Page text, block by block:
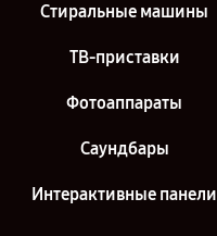
Стиральные машины
ТВ-приставки
Фотоаппараты
Саундбары
Интерактивные панели